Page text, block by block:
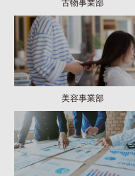
古物事業部
美容事業部